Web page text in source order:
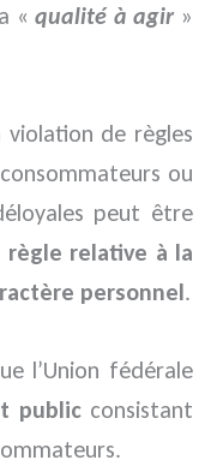
« qualité à agir»
de règles
ou
peut être
règle relative à la
personnel.
l’Union fédérale
publicconsistant